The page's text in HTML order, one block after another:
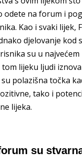
odete na forum i
Kao i svaki lijek,
djelovanje kod
su u
lijeku ljudi
polazišna točka
tako i
lijeka.
su